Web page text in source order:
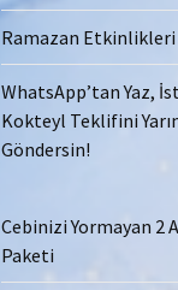
Ramazan Etkinlikleri
WhatsApp’tan Yaz,
Kokteyl Teklifini
Göndersin!
Cebinizi Yormayan 2
Paketi